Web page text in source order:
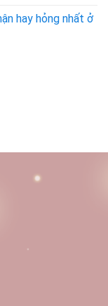
hay hỏng nhất ở